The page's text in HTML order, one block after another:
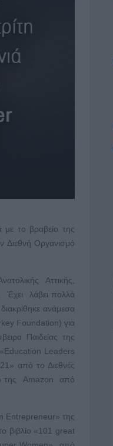
με το βραβείο της
Διεθνή Οργανισμό
Αττικής,
Έχει λάβει πολλά
ανάμεσα
Foundation) για
Παιδείας της
Leaders
από το Διεθνές
της Amazon από
Entrepreneur» της
βιβλίο «101 great